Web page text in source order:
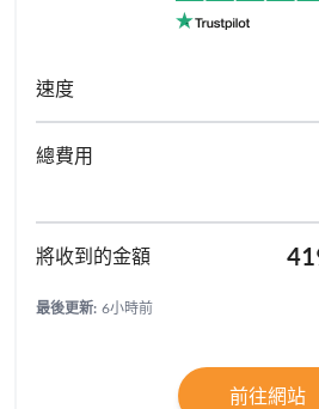
最後更新: 6小時前
前往網站